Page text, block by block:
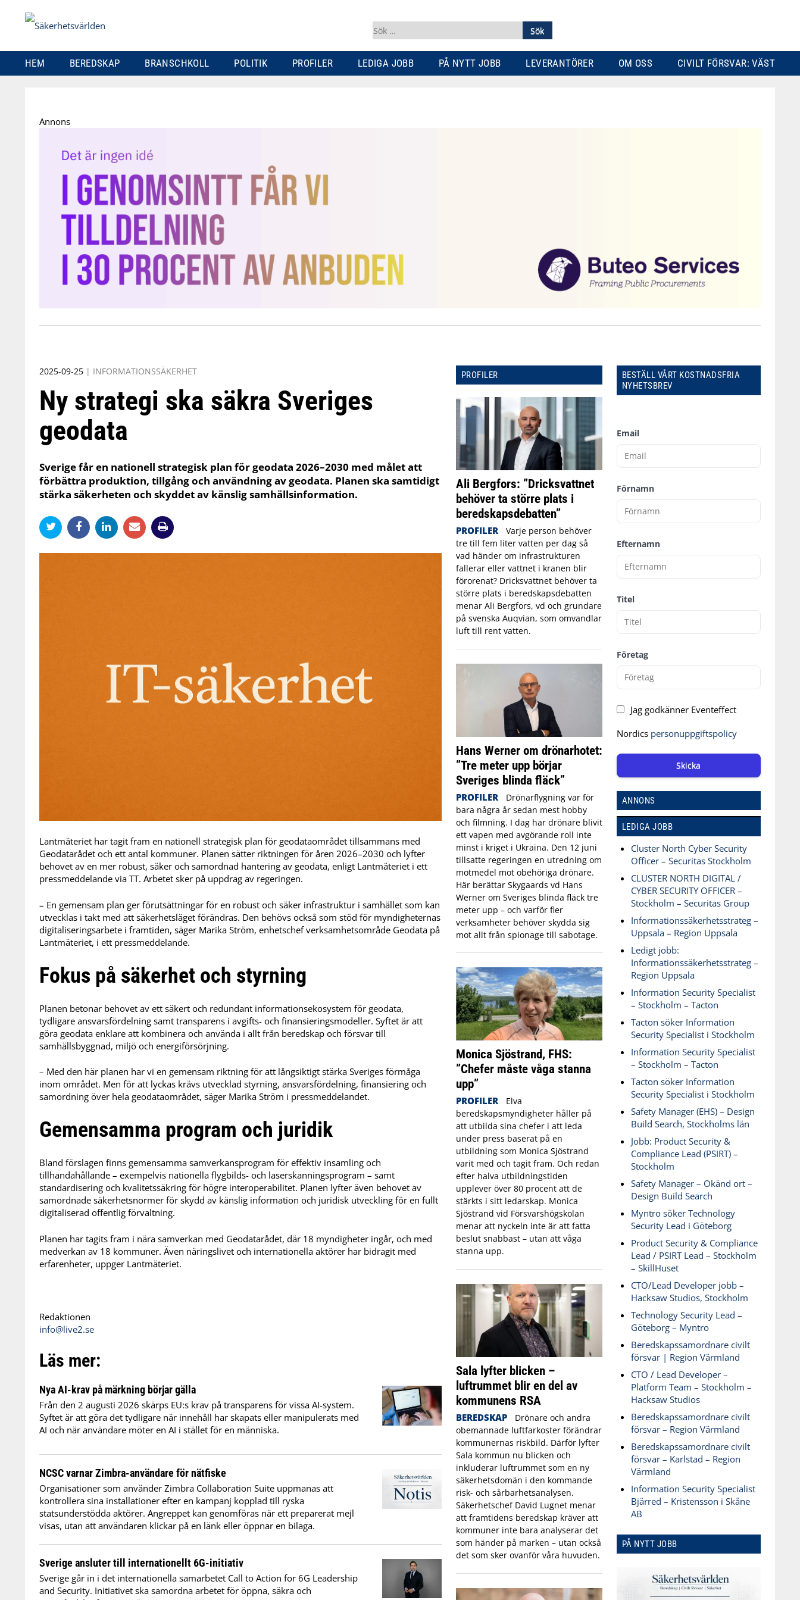
Sök
efter:
HEM BEREDSKAP BRANSCHKOLL POLITIK PROFILER LEDIGA JOBB PÅ NYTT JOBB LEVERANTÖRER OM OSS CIVILT FÖRSVAR: VÄST
to
Annons
2025-09-25 | INFORMATIONSSÄKERHET
Ny strategi ska säkra Sveriges
geodata
Sverige får en nationell strategisk plan för geodata 2026–2030 med målet att
förbättra produktion, tillgång och användning av geodata. Planen ska samtidigt
stärka säkerheten och skyddet av känslig samhällsinformation.
Lantmäteriet har tagit fram en nationell strategisk plan för geodataområdet tillsammans med
Geodatarådet och ett antal kommuner. Planen sätter riktningen för åren 2026–2030 och lyfter
behovet av en mer robust, säker och samordnad hantering av geodata, enligt Lantmäteriet i ett
pressmeddelande via TT. Arbetet sker på uppdrag av regeringen.
– En gemensam plan ger förutsättningar för en robust och säker infrastruktur i samhället som kan
utvecklas i takt med att säkerhetsläget förändras. Den behövs också som stöd för myndigheternas
digitaliseringsarbete i framtiden, säger Marika Ström, enhetschef verksamhetsområde Geodata på
Lantmäteriet, i ett pressmeddelande.
Fokus på säkerhet och styrning
Planen betonar behovet av ett säkert och redundant informationsekosystem för geodata,
tydligare ansvarsfördelning samt transparens i avgifts- och finansieringsmodeller. Syftet är att
göra geodata enklare att kombinera och använda i allt från beredskap och försvar till
samhällsbyggnad, miljö och energiförsörjning.
– Med den här planen har vi en gemensam riktning för att långsiktigt stärka Sveriges förmåga
inom området. Men för att lyckas krävs utvecklad styrning, ansvarsfördelning, finansiering och
samordning över hela geodataområdet, säger Marika Ström i pressmeddelandet.
Gemensamma program och juridik
Bland förslagen finns gemensamma samverkansprogram för effektiv insamling och
tillhandahållande – exempelvis nationella flygbilds- och laserskanningsprogram – samt
standardisering och kvalitetssäkring för högre interoperabilitet. Planen lyfter även behovet av
samordnade säkerhetsnormer för skydd av känslig information och juridisk utveckling för en fullt
digitaliserad offentlig förvaltning.
Planen har tagits fram i nära samverkan med Geodatarådet, där 18 myndigheter ingår, och med
medverkan av 18 kommuner. Även näringslivet och internationella aktörer har bidragit med
erfarenheter, uppger Lantmäteriet.
Redaktionen
info@live2.se
Läs mer:
Nya AI-krav på märkning börjar gälla
Från den 2 augusti 2026 skärps EU:s krav på transparens för vissa AI-system.
Syftet är att göra det tydligare när innehåll har skapats eller manipulerats med
AI och när användare möter en AI i stället för en människa.
NCSC varnar Zimbra-användare för nätfiske
Organisationer som använder Zimbra Collaboration Suite uppmanas att
kontrollera sina installationer efter en kampanj kopplad till ryska
statsunderstödda aktörer. Angreppet kan genomföras när ett preparerat mejl
visas, utan att användaren klickar på en länk eller öppnar en bilaga.
Sverige ansluter till internationellt 6G-initiativ
Sverige går in i det internationella samarbetet Call to Action for 6G Leadership
and Security. Initiativet ska samordna arbetet för öppna, säkra och
PROFILER
Ali Bergfors: ”Dricksvattnet
behöver ta större plats i
beredskapsdebatten”
PROFILER
Varje person behöver
tre till fem liter vatten per dag så
vad händer om infrastrukturen
fallerar eller vattnet i kranen blir
förorenat? Dricksvattnet behöver ta
större plats i beredskapsdebatten
menar Ali Bergfors, vd och grundare
på svenska Auqvian, som omvandlar
luft till rent vatten.
Hans Werner om drönarhotet:
”Tre meter upp börjar
Sveriges blinda fläck”
PROFILER
Drönarflygning var för
bara några år sedan mest hobby
och filmning. I dag har drönare blivit
ett vapen med avgörande roll inte
minst i kriget i Ukraina. Den 12 juni
tillsatte regeringen en utredning om
motmedel mot obehöriga drönare.
Här berättar Skygaards vd Hans
Werner om Sveriges blinda fläck tre
meter upp – och varför fler
verksamheter behöver skydda sig
mot allt från spionage till sabotage.
Monica Sjöstrand, FHS:
”Chefer måste våga stanna
upp”
PROFILER
Elva
beredskapsmyndigheter håller på
att utbilda sina chefer i att leda
under press baserat på en
utbildning som Monica Sjöstrand
varit med och tagit fram. Och redan
efter halva utbildningstiden
upplever över 80 procent att de
stärkts i sitt ledarskap. Monica
Sjöstrand vid Försvarshögskolan
menar att nyckeln inte är att fatta
beslut snabbast – utan att våga
stanna upp.
Sala lyfter blicken –
luftrummet blir en del av
kommunens RSA
BEREDSKAP
Drönare och andra
obemannade luftfarkoster förändrar
kommunernas riskbild. Därför lyfter
Sala kommun nu blicken och
inkluderar luftrummet som en ny
säkerhetsdomän i den kommande
risk- och sårbarhetsanalysen.
Säkerhetschef David Lugnet menar
att framtidens beredskap kräver att
kommuner inte bara analyserar det
som händer på marken – utan också
det som sker ovanför våra huvuden.
BESTÄLL VÅRT KOSTNADSFRIA
NYHETSBREV
Email
Förnamn
Efternamn
Titel
Företag
Jag godkänner Eventeffect
Nordics personuppgiftspolicy
Skicka
ANNONS
LEDIGA JOBB
Cluster North Cyber Security
Officer – Securitas Stockholm
CLUSTER NORTH DIGITAL /
CYBER SECURITY OFFICER –
Stockholm – Securitas Group
Informationssäkerhetsstrateg –
Uppsala – Region Uppsala
Ledigt jobb:
Informationssäkerhetsstrateg –
Region Uppsala
Information Security Specialist
– Stockholm – Tacton
Tacton söker Information
Security Specialist i Stockholm
Information Security Specialist
– Stockholm – Tacton
Tacton söker Information
Security Specialist i Stockholm
Safety Manager (EHS) – Design
Build Search, Stockholms län
Jobb: Product Security &
Compliance Lead (PSIRT) –
Stockholm
Safety Manager – Okänd ort –
Design Build Search
Myntro söker Technology
Security Lead i Göteborg
Product Security & Compliance
Lead / PSIRT Lead – Stockholm
– SkillHuset
CTO/Lead Developer jobb –
Hacksaw Studios, Stockholm
Technology Security Lead –
Göteborg – Myntro
Beredskapssamordnare civilt
försvar | Region Värmland
CTO / Lead Developer –
Platform Team – Stockholm –
Hacksaw Studios
Beredskapssamordnare civilt
försvar – Region Värmland
Beredskapssamordnare civilt
försvar – Karlstad – Region
Värmland
Information Security Specialist
Bjärred – Kristensson i Skåne
AB
PÅ NYTT JOBB